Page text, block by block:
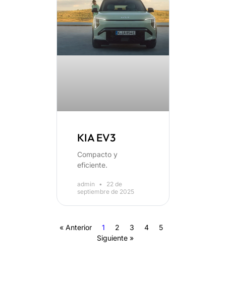
KIA EV3
Compacto y
eficiente.
admin
22 de
septiembre de 2025
« Anterior 1 2 3 4
5
Siguiente »